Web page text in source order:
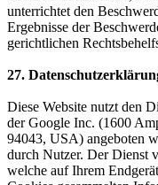
unterrichtet den
Ergebnisse der
gerichtlichen
27.
Diese Website nutzt den
der Google Inc. (1600
94043, USA) angeboten
durch Nutzer. Der Dienst
welche auf Ihrem